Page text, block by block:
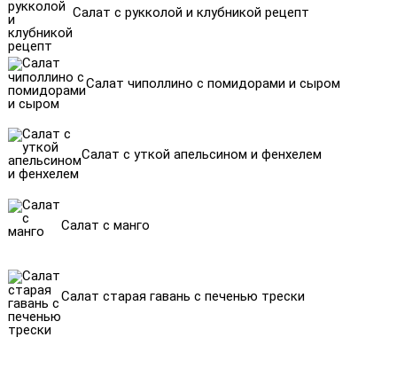
Салат с рукколой и клубникой рецепт
Салат чиполлино с помидорами и сыром
Салат с уткой апельсином и фенхелем
Салат с манго
Салат старая гавань с печенью трески